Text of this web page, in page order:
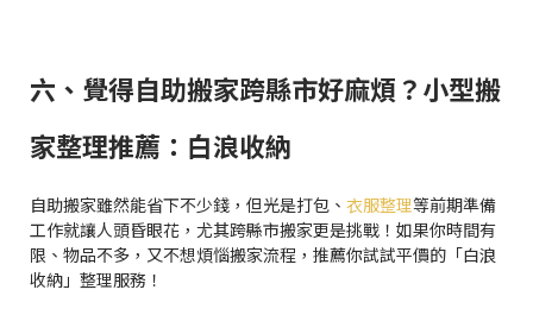
六、覺得自助搬家跨縣市好麻煩？小型搬
家整理推薦：白浪收納
自助搬家雖然能省下不少錢，但光是打包、 衣服整理等前期準備
工作就讓人頭昏眼花，尤其跨縣市搬家更是挑戰！如果你時間有
限、物品不多，又不想煩惱搬家流程，推薦你試試平價的「白浪
收納」整理服務！